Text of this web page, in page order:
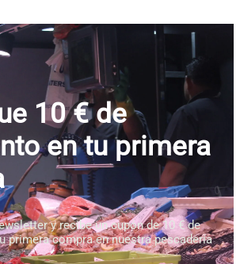
10 € de
en tu primera
y recibe un cupón de 10 € de
primera compra en nuestra pescadería